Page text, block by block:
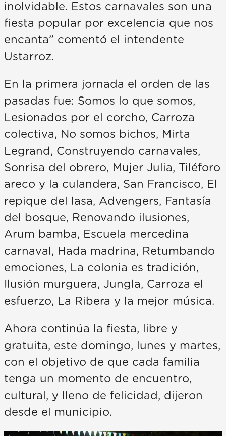
inolvidable. Estos carnavales son una
fiesta popular por excelencia que nos
encanta” comentó el intendente
Ustarroz.
En la primera jornada el orden de las
pasadas fue: Somos lo que somos,
Lesionados por el corcho, Carroza
colectiva, No somos bichos, Mirta
Legrand, Construyendo carnavales,
Sonrisa del obrero, Mujer Julia, Tiléforo
areco y la culandera, San Francisco, El
repique del lasa, Advengers, Fantasía
del bosque, Renovando ilusiones,
Arum bamba, Escuela mercedina
carnaval, Hada madrina, Retumbando
emociones, La colonia es tradición,
Ilusión murguera, Jungla, Carroza el
esfuerzo, La Ribera y la mejor música.
Ahora continúa la fiesta, libre y
gratuita, este domingo, lunes y martes,
con el objetivo de que cada familia
tenga un momento de encuentro,
cultural, y lleno de felicidad, dijeron
desde el municipio.